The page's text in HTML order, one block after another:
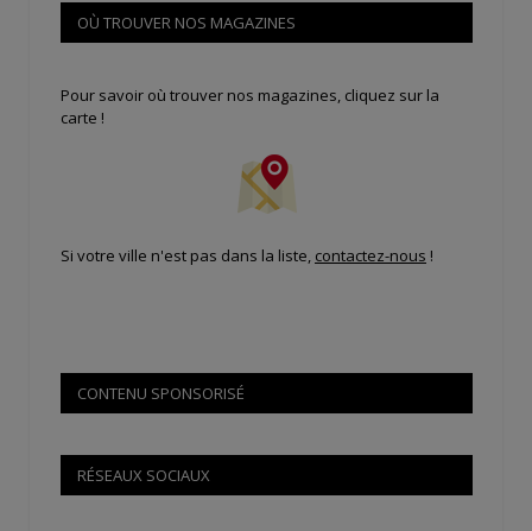
OÙ TROUVER NOS MAGAZINES
Pour savoir où trouver nos magazines, cliquez sur la
carte !
Si votre ville n'est pas dans la liste, contactez-nous !
CONTENU SPONSORISÉ
RÉSEAUX SOCIAUX